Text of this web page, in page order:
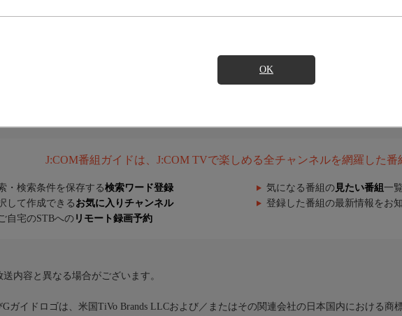
OK
J:COM番組ガイドは、J:COM TVで楽しめる全チャンネルを網羅した番
・検索条件を保存する検索ワード登録 気になる番組の 見たい番組 一
して作成できる お気に入りチャンネル 登録した番組の最新情報をお
自宅のSTBへの リモート録画予約
内容と異なる場合がございます。
ガイドロゴは、米国TiVo Brands LLCおよび／またはその関連会社の日本国内における商